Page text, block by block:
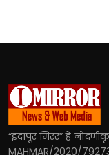
“इंदापूर मिरर” हे
MAHMAR/2020/